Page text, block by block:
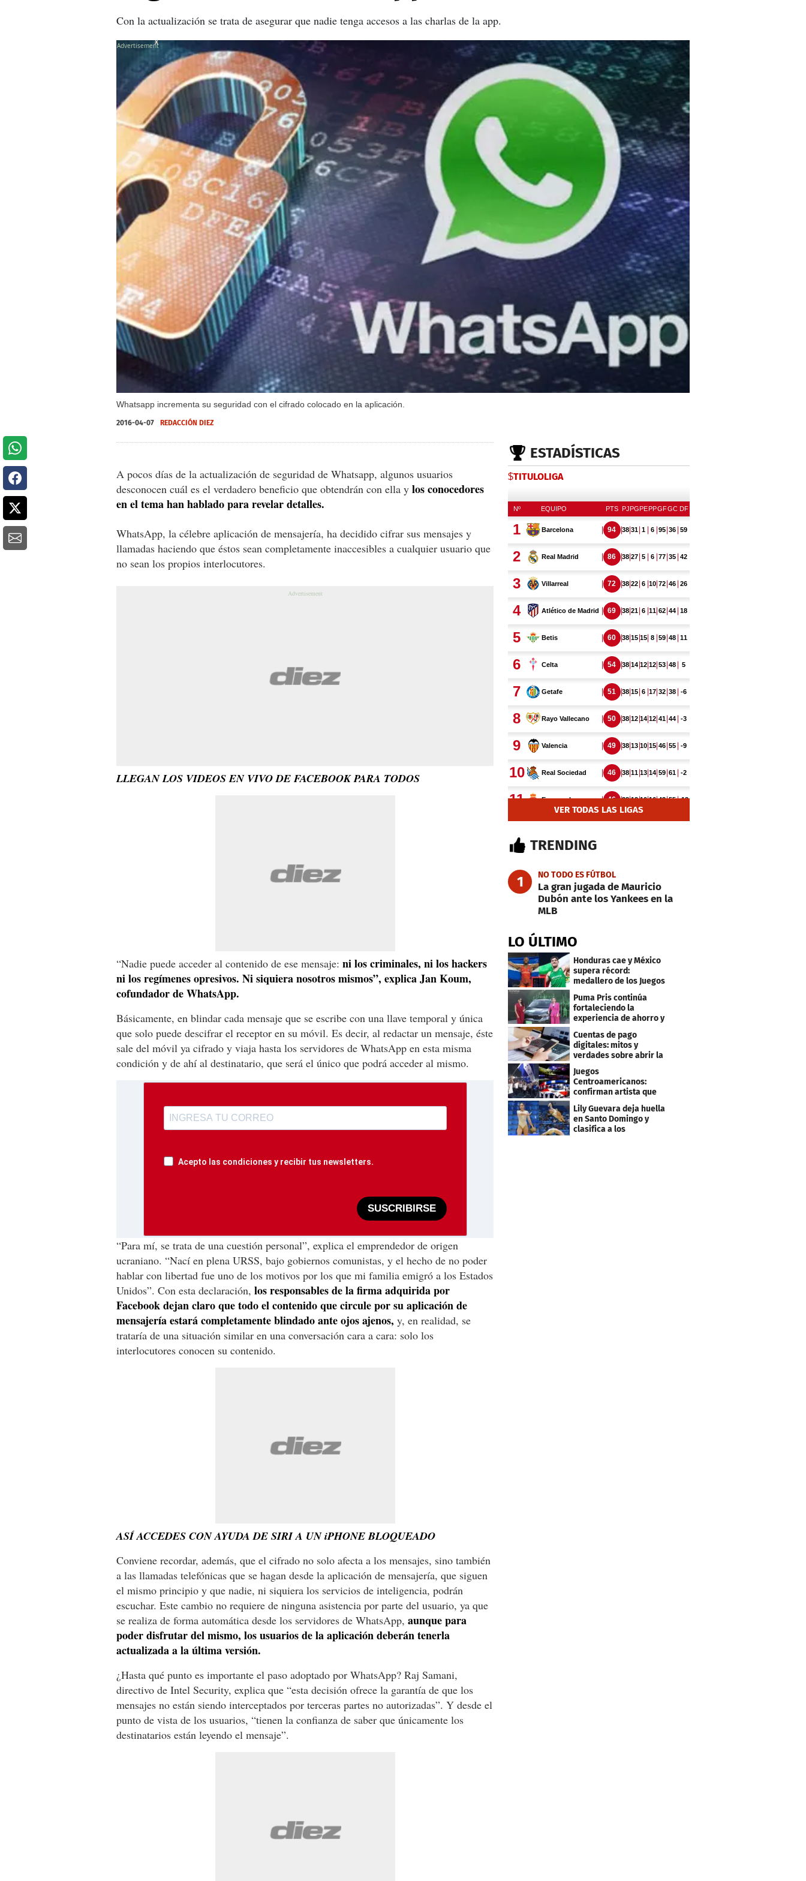
Con la actualización se trata de asegurar que nadie tenga accesos a las charlas de la app.
Whatsapp incrementa su seguridad con el cifrado colocado en la aplicación.
X
2016-04-07 REDACCIÓN DIEZ
A pocos días de la actualización de seguridad de Whatsapp, algunos usuarios
desconocen cuál es el verdadero beneficio que obtendrán con ella y los conocedores
en el tema han hablado para revelar detalles.
WhatsApp, la célebre aplicación de mensajería, ha decidido cifrar sus mensajes y
llamadas haciendo que éstos sean completamente inaccesibles a cualquier usuario que
no sean los propios interlocutores.
LLEGAN LOS VIDEOS EN VIVO DE FACEBOOK PARA TODOS
“Nadie puede acceder al contenido de ese mensaje: ni los criminales, ni los hackers
ni los regímenes opresivos. Ni siquiera nosotros mismos”, explica Jan Koum,
cofundador de WhatsApp.
Básicamente, en blindar cada mensaje que se escribe con una llave temporal y única
que solo puede descifrar el receptor en su móvil. Es decir, al redactar un mensaje, éste
sale del móvil ya cifrado y viaja hasta los servidores de WhatsApp en esta misma
condición y de ahí al destinatario, que será el único que podrá acceder al mismo.
Acepto las condiciones y recibir tus newsletters.
SUSCRIBIRSE
“Para mí, se trata de una cuestión personal”, explica el emprendedor de origen
ucraniano. “Nací en plena URSS, bajo gobiernos comunistas, y el hecho de no poder
hablar con libertad fue uno de los motivos por los que mi familia emigró a los Estados
Unidos”. Con esta declaración, los responsables de la firma adquirida por
Facebook dejan claro que todo el contenido que circule por su aplicación de
mensajería estará completamente blindado ante ojos ajenos, y, en realidad, se
trataría de una situación similar en una conversación cara a cara: solo los
interlocutores conocen su contenido.
ASÍ ACCEDES CON AYUDA DE SIRI A UN iPHONE BLOQUEADO
Conviene recordar, además, que el cifrado no solo afecta a los mensajes, sino también
a las llamadas telefónicas que se hagan desde la aplicación de mensajería, que siguen
el mismo principio y que nadie, ni siquiera los servicios de inteligencia, podrán
escuchar. Este cambio no requiere de ninguna asistencia por parte del usuario, ya que
se realiza de forma automática desde los servidores de WhatsApp, aunque para
poder disfrutar del mismo, los usuarios de la aplicación deberán tenerla
actualizada a la última versión.
¿Hasta qué punto es importante el paso adoptado por WhatsApp? Raj Samani,
directivo de Intel Security, explica que “esta decisión ofrece la garantía de que los
mensajes no están siendo interceptados por terceras partes no autorizadas”. Y desde el
punto de vista de los usuarios, “tienen la confianza de saber que únicamente los
destinatarios están leyendo el mensaje”.
ESTADÍSTICAS
$TITULOLIGA
VER TODAS LAS LIGAS
TRENDING
1 NO TODO ES FÚTBOL
La gran jugada de Mauricio
Dubón ante los Yankees en la
MLB
LO ÚLTIMO
Honduras cae y México
supera récord:
medallero de los Juegos
Centroamericanos
Puma Pris continúa
fortaleciendo la
experiencia de ahorro y
clientes
Cuentas de pago
digitales: mitos y
verdades sobre abrir la
Juegos
Centroamericanos:
confirman artista que
cantará en la ceremonia
de clausura
Lily Guevara deja huella
en Santo Domingo y
clasifica a los